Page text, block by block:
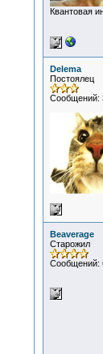
Квантовая
Delema
Постоялец
Сообщений:
Beaverage
Старожил
Сообщений: